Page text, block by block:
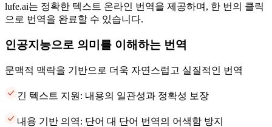
lufe.ai는 정확한 텍스트 온라인 번역을 제공하며, 한 번의 클릭
으로 번역을 완료할 수 있습니다.
인공지능으로 의미를 이해하는 번역
문맥적 맥락을 기반으로 더욱 자연스럽고 실질적인 번역
긴 텍스트 지원: 내용의 일관성과 정확성 보장
내용 기반 의역: 단어 대 단어 번역의 어색함 방지